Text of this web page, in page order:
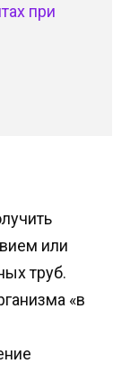
при
или
труб.
«в